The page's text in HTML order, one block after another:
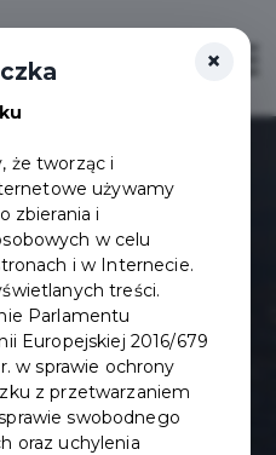
×
że tworząc i
używamy
zbierania i
w celu
i w Internecie.
treści.
Parlamentu
Europejskiej 2016/679
w sprawie ochrony
z przetwarzaniem
swobodnego
oraz uchylenia